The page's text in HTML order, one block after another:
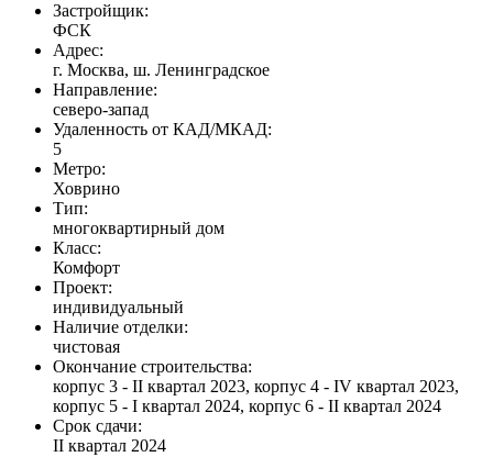
Застройщик:
ФСК
Адрес:
г. Москва, ш. Ленинградское
Направление:
северо-запад
Удаленность от КАД/МКАД:
5
Метро:
Ховрино
Тип:
многоквартирный дом
Класс:
Комфорт
Проект:
индивидуальный
Наличие отделки:
чистовая
Окончание строительства:
корпус 3 - II квартал 2023, корпус 4 - IV квартал 2023,
корпус 5 - I квартал 2024, корпус 6 - II квартал 2024
Срок сдачи:
II квартал 2024